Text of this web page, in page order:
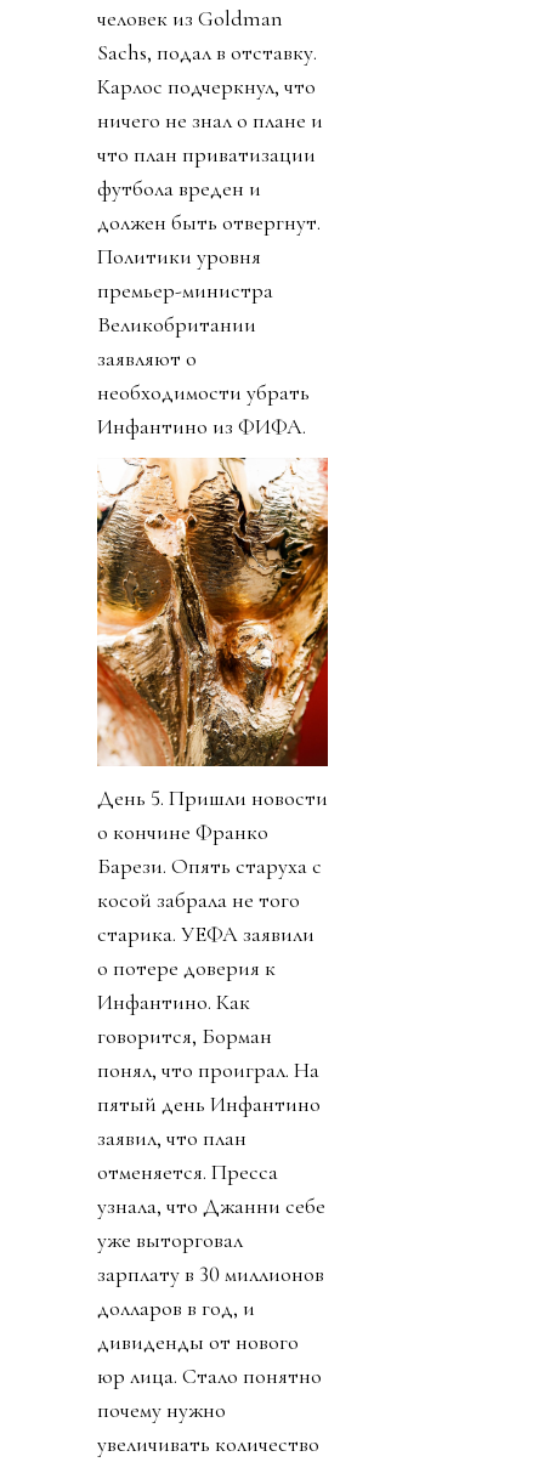
человек из Goldman
Sachs, подал в отставку.
Карлос подчеркнул, что
ничего не знал о плане и
что план приватизации
футбола вреден и
должен быть отвергнут.
Политики уровня
премьер-министра
Великобритании
заявляют о
необходимости убрать
Инфантино из ФИФА.
День 5. Пришли новости
о кончине Франко
Барези. Опять старуха с
косой забрала не того
старика. УЕФА заявили
о потере доверия к
Инфантино. Как
говорится, Борман
понял, что проиграл. На
пятый день Инфантино
заявил, что план
отменяется. Пресса
узнала, что Джанни себе
уже выторговал
зарплату в 30 миллионов
долларов в год, и
дивиденды от нового
юр лица. Стало понятно
почему нужно
увеличивать количество